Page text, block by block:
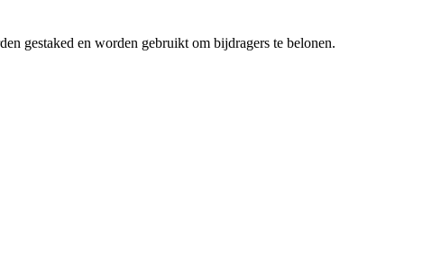
gestaked en worden gebruikt om bijdragers te belonen.